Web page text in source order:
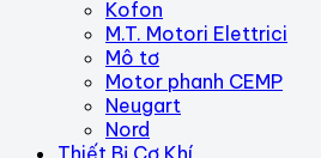
Kofon
M.T. Motori Elettrici
Mô tơ
Motor phanh CEMP
Neugart
Nord
Thiết Bị Cơ Khí